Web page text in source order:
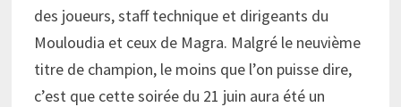
des joueurs, staff technique et dirigeants du
Mouloudia et ceux de Magra. Malgré le neuvième
titre de champion, le moins que l’on puisse dire,
c’est que cette soirée du 21 juin aura été un